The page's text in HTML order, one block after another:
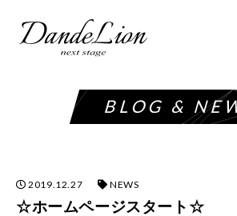
BLOG &
2019.12.27 NEWS
☆ホームページスタート☆